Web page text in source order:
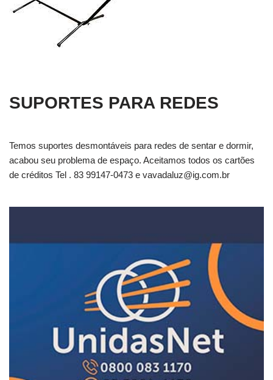
SUPORTES PARA REDES
Temos suportes desmontáveis para redes de sentar e dormir,
acabou seu problema de espaço. Aceitamos todos os cartões
de créditos Tel . 83 99147-0473 e vavadaluz@ig.com.br